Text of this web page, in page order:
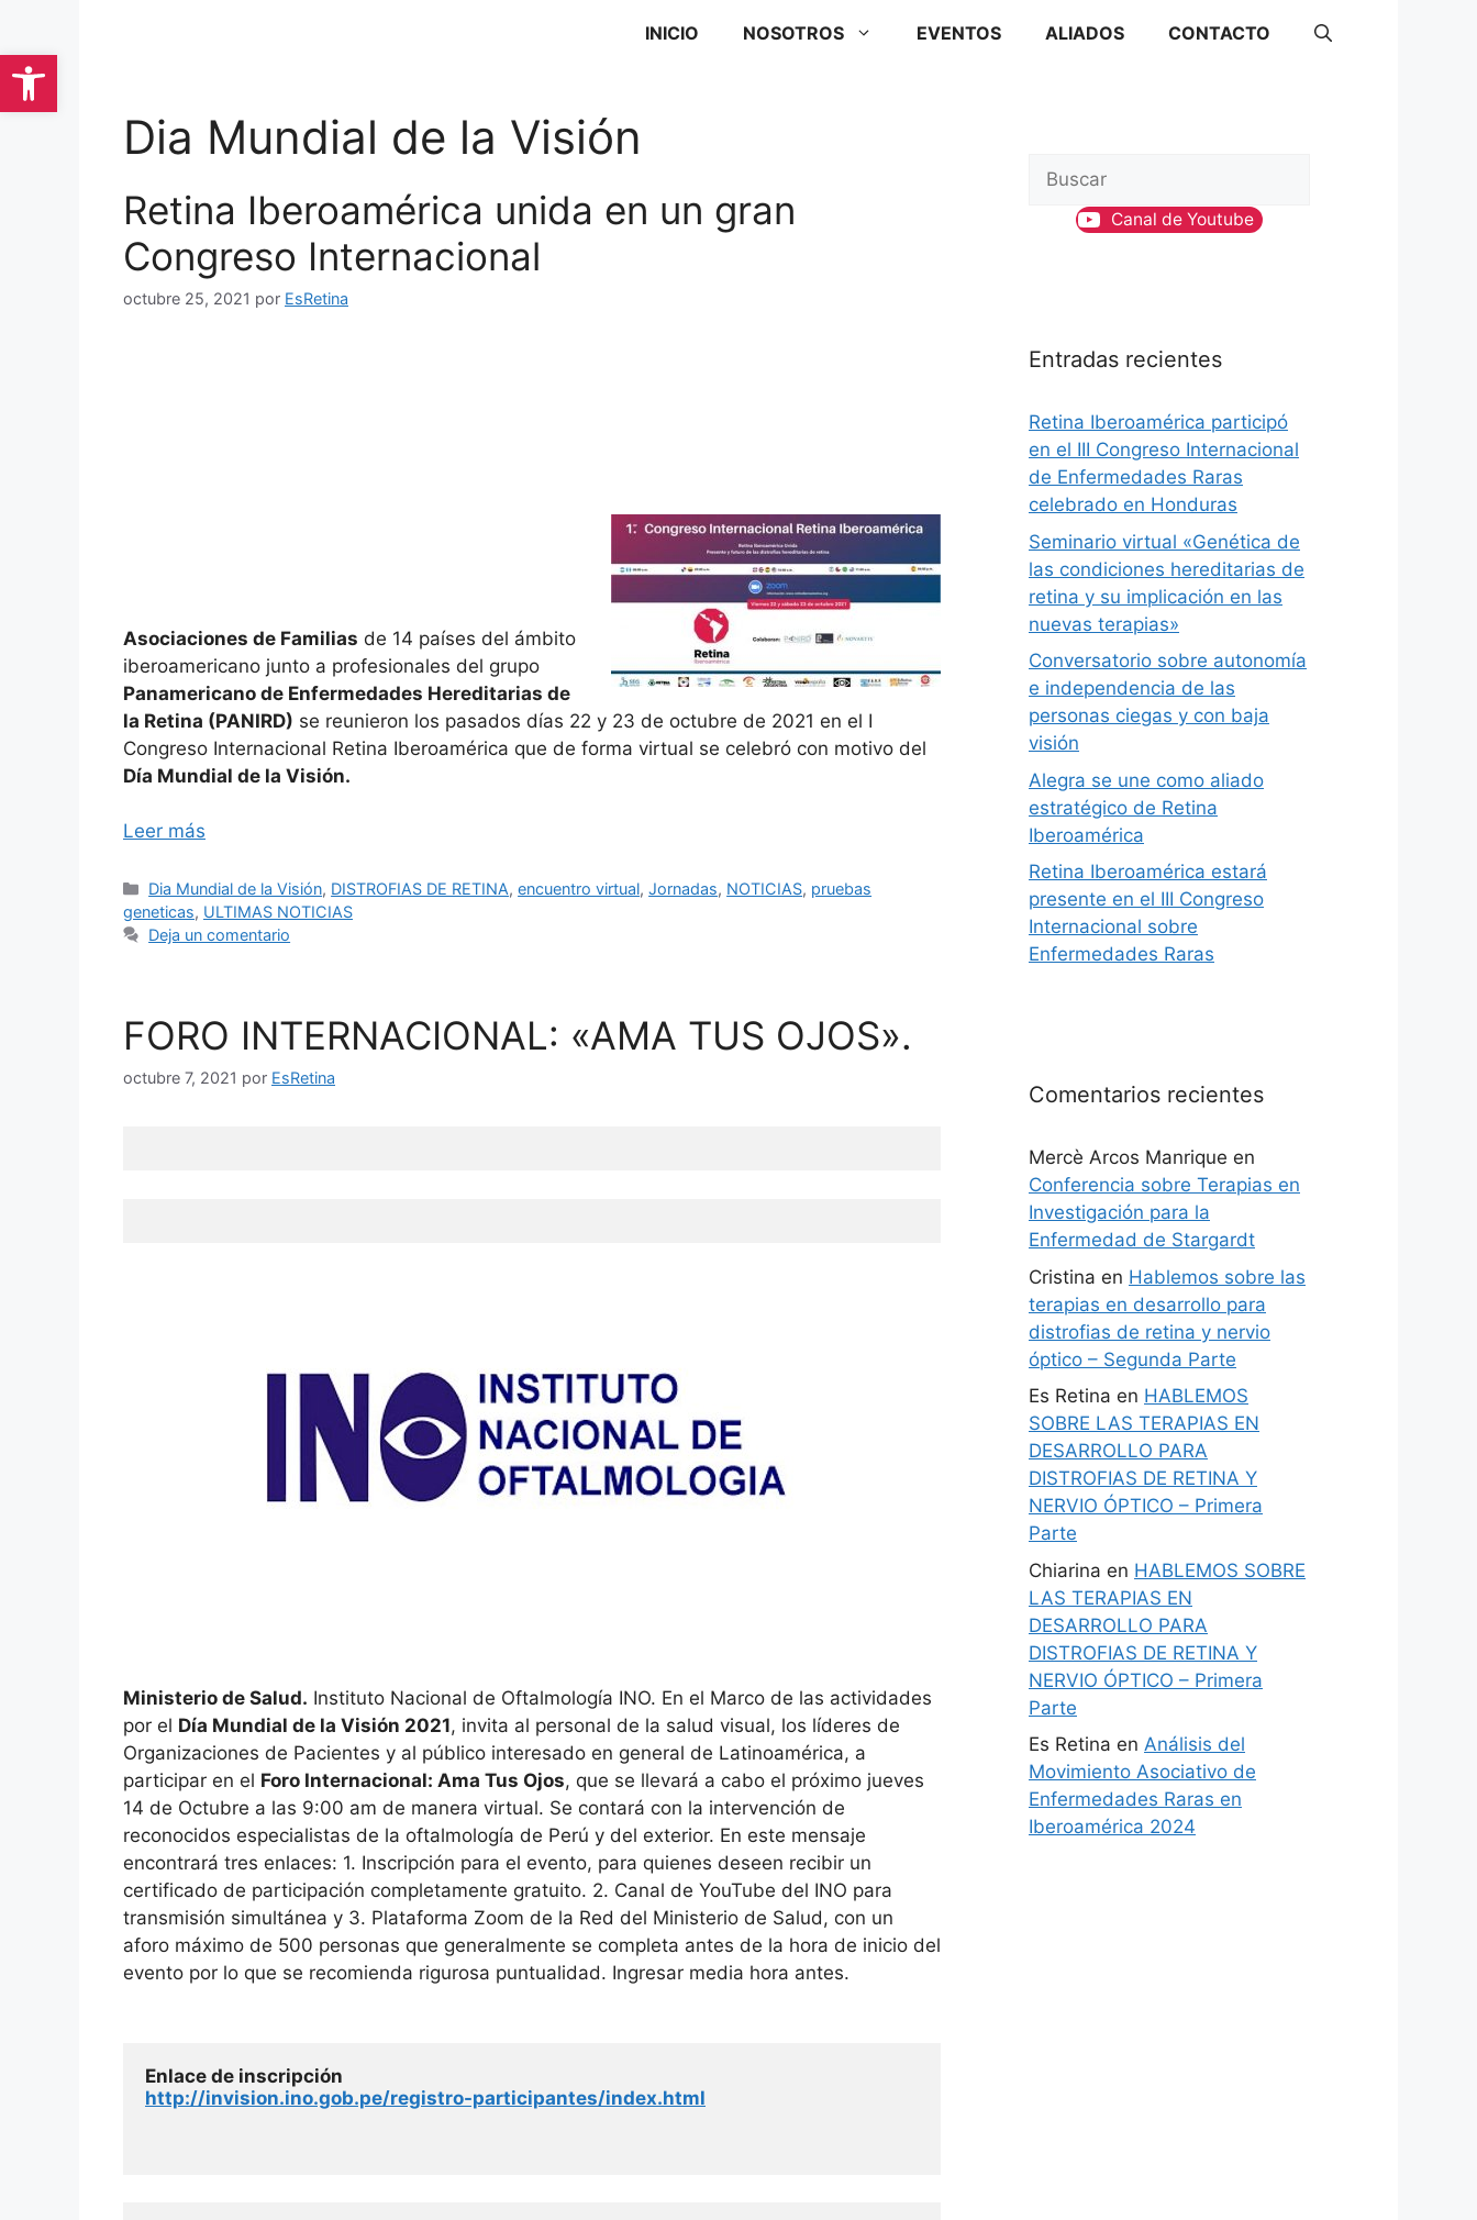
Abrir barra de herramientas
contenido
INICIO NOSOTROS EVENTOS ALIADOS CONTACTO
Dia Mundial de la Visión
Retina Iberoamérica unida en un gran
Congreso Internacional
octubre 25, 2021 por EsRetina
Asociaciones de Familias de 14 países del ámbito
iberoamericano junto a profesionales del grupo
Panamericano de Enfermedades Hereditarias de
la Retina (PANIRD) se reunieron los pasados días 22 y 23 de octubre de 2021 en el I
Congreso Internacional Retina Iberoamérica que de forma virtual se celebró con motivo del
Día Mundial de la Visión.
Leer más
Categorías
Dia Mundial de la Visión, DISTROFIAS DE RETINA,encuentro virtual,Jornadas, NOTICIAS, pruebas
geneticas, ULTIMAS NOTICIAS
Deja un comentario
FORO INTERNACIONAL: «AMA TUS OJOS».
octubre 7, 2021 por EsRetina
Ministerio de Salud. Instituto Nacional de Oftalmología INO. En el Marco de las actividades
por el Día Mundial de la Visión 2021, invita al personal de la salud visual, los líderes de
Organizaciones de Pacientes y al público interesado en general de Latinoamérica, a
participar en el Foro Internacional: Ama Tus Ojos, que se llevará a cabo el próximo jueves
14 de Octubre a las 9:00 am de manera virtual. Se contará con la intervención de
reconocidos especialistas de la oftalmología de Perú y del exterior. En este mensaje
encontrará tres enlaces: 1. Inscripción para el evento, para quienes deseen recibir un
certificado de participación completamente gratuito. 2. Canal de YouTube del INO para
transmisión simultánea y 3. Plataforma Zoom de la Red del Ministerio de Salud, con un
aforo máximo de 500 personas que generalmente se completa antes de la hora de inicio del
evento por lo que se recomienda rigurosa puntualidad. Ingresar media hora antes.
Enlace de inscripción
http://invision.ino.gob.pe/registro-participantes/index.html
Canal de Youtube
Entradas recientes
Retina Iberoamérica participó
en el III Congreso Internacional
de Enfermedades Raras
celebrado en Honduras
Seminario virtual «Genética de
las condiciones hereditarias de
retina y su implicación en las
nuevas terapias»
Conversatorio sobre autonomía
e independencia de las
personas ciegas y con baja
visión
Alegra se une como aliado
estratégico de Retina
Iberoamérica
Retina Iberoamérica estará
presente en el III Congreso
Internacional sobre
Enfermedades Raras
Comentarios recientes
Mercè Arcos Manrique en
Conferencia sobre Terapias en
Investigación para la
Enfermedad de Stargardt
Cristina en Hablemos sobre las
terapias en desarrollo para
distrofias de retina y nervio
óptico – Segunda Parte
Es Retina en HABLEMOS
SOBRE LAS TERAPIAS EN
DESARROLLO PARA
DISTROFIAS DE RETINA Y
NERVIO ÓPTICO – Primera
Parte
Chiarina en HABLEMOS SOBRE
LAS TERAPIAS EN
DESARROLLO PARA
DISTROFIAS DE RETINA Y
NERVIO ÓPTICO – Primera
Parte
Es Retina en Análisis del
Movimiento Asociativo de
Enfermedades Raras en
Iberoamérica 2024